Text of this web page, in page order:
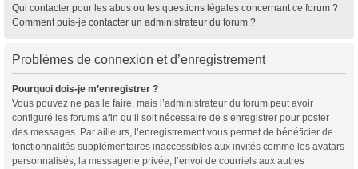
Qui contacter pour les abus ou les questions légales concernant ce forum ?
Comment puis-je contacter un administrateur du forum ?
Problèmes de connexion et d’enregistrement
Pourquoi dois-je m’enregistrer ?
Vous pouvez ne pas le faire, mais l’administrateur du forum peut avoir
configuré les forums afin qu’il soit nécessaire de s’enregistrer pour poster
des messages. Par ailleurs, l’enregistrement vous permet de bénéficier de
fonctionnalités supplémentaires inaccessibles aux invités comme les avatars
personnalisés, la messagerie privée, l’envoi de courriels aux autres